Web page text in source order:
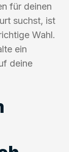
für deinen
suchst, ist
Wahl.
ein
deine